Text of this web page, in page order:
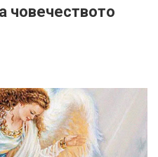
човечеството